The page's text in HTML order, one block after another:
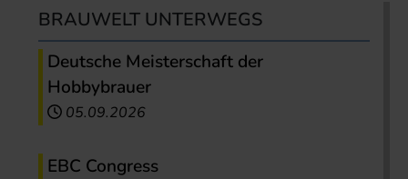
BRAUWELT UNTERWEGS
Deutsche Meisterschaft der
Hobbybrauer
05.09.2026
EBC Congress